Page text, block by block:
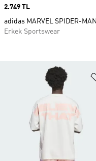
Price
2.749 TL
adidas MARVEL SPIDER-
Erkek Sportswear